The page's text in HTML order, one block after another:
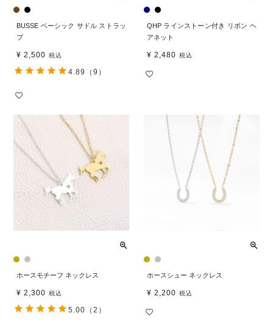
BUSSE ベーシック サドル ストラッ
プ
¥ 2,500 税込
4.89 （9）
QHP ラインストーン付き リボン ヘ
アネット
¥ 2,480 税込
ホースモチーフ ネックレス
¥ 2,300 税込
5.00 （2）
ホースシュー ネックレス
¥ 2,200 税込